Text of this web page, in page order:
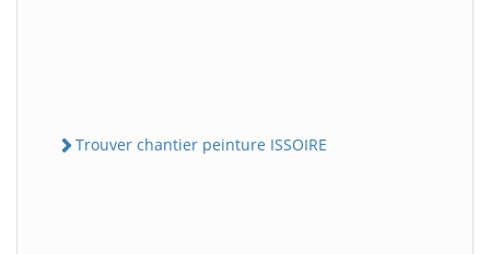
Trouver chantier peinture ISSOIRE